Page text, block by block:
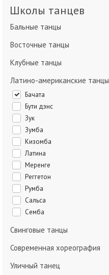
Школы танцев
Бальные танцы
Восточные танцы
Клубные танцы
Латино-американские танцы
Бачата
Бути дэнс
Зук
Зумба
Кизомба
Латина
Меренге
Реггетон
Румба
Сальса
Семба
Свинговые танцы
Современная хореография
Уличный танец